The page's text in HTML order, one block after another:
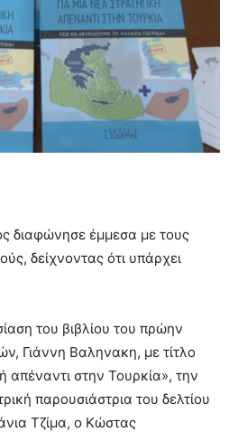
διαφώνησε έμμεσα με τους
δείχνοντας ότι υπάρχει
του βιβλίου του πρώην
Γιάννη Βαληνακη, με τίτλο
απέναντι στην Τουρκία», την
παρουσιάστρια του δελτίου
Τζίμα, ο Κώστας